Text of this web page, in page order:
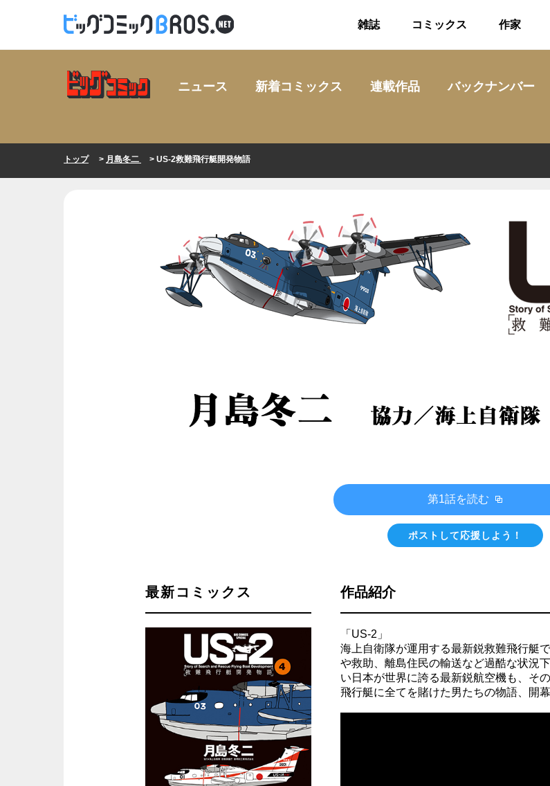
雑誌 コミックス 作家
ニュース 新着コミックス 連載作品 バックナンバー
トップ> 月島冬二 > US-2救難飛行艇開発物語
第1話を読む
ポストして応援しよう！
最新コミックス 作品紹介
「US-2」
海上自衛隊が運用する最新鋭救難飛行艇
や救助、離島住民の輸送など過酷な状況
い日本が世界に誇る最新鋭航空機も、
飛行艇に全てを賭けた男たちの物語、開